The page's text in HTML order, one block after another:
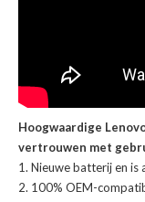
Hoogwaardige
vertrouwen met
Nieuwe batterij en is
100% OEM-